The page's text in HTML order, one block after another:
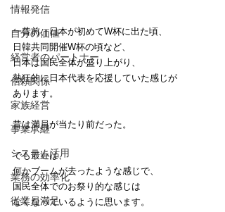
情報発信
自分の価値
経営者のパートナー
信頼関係
家族経営
事業承継
システム活用
業務の効率化
従業員満足
一昔前、日本が初めてW杯に出た頃、
日韓共同開催W杯の頃など、
日本は国民全体が盛り上がり、
熱狂的に日本代表を応援していた感じが
あります。
昔は満員が当たり前だった。
でも最近は、
何かブームが去ったような感じで、
国民全体でのお祭り的な感じは
なくなっているように思います。